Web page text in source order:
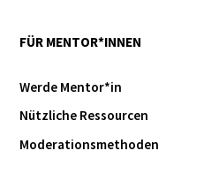
FÜR MENTOR*INNEN
Werde Mentor*in
Nützliche Ressourcen
Moderationsmethoden